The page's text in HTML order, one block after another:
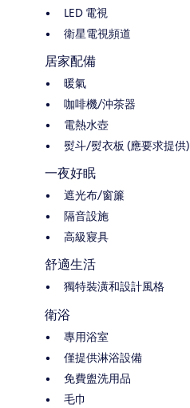
LED 電視
衛星電視頻道
居家配備
暖氣
咖啡機/沖茶器
電熱水壺
熨斗/熨衣板 (應要求提供)
一夜好眠
遮光布/窗簾
隔音設施
高級寢具
舒適生活
獨特裝潢和設計風格
衛浴
專用浴室
僅提供淋浴設備
免費盥洗用品
毛巾